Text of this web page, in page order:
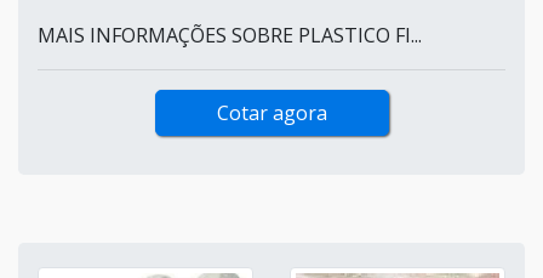
MAIS INFORMAÇÕES SOBRE PLASTICO FI...
Cotar agora